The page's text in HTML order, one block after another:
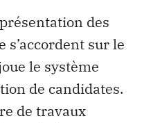
des
sur le
le système
de candidates.
de travaux